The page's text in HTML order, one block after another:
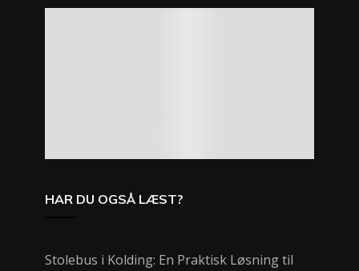
HAR DU OGSÅ LÆST?
Stolebus i Kolding: En Praktisk Løsning til